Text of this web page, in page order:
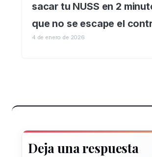
sacar tu NUSS en 2
que no se escape el
4 de enero de 2026
Deja una respuesta